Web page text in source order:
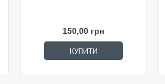
150,00 грн
КУПИТИ